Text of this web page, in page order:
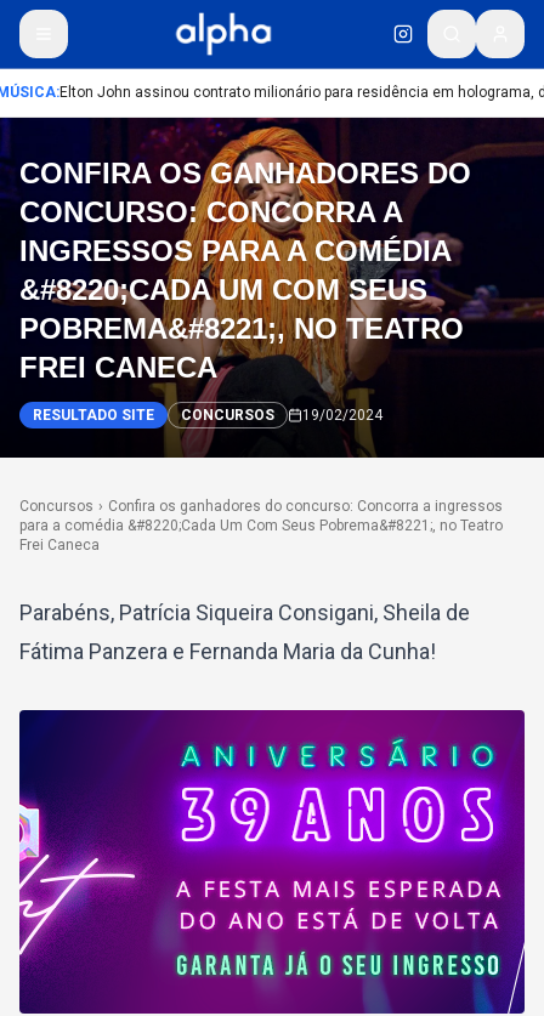
:Elton John assinou contrato milionário para residência em holograma,
CONFIRA OS GANHADORES DO
CONCURSO: CONCORRA A
INGRESSOS PARA A COMÉDIA
&#8220;CADA UM COM SEUS
POBREMA&#8221;, NO TEATRO
FREI CANECA
RESULTADO SITE CONCURSOS 19/02/2024
Concursos › Confira os ganhadores do concurso: Concorra a ingressos
para a comédia &#8220;Cada Um Com Seus Pobrema&#8221;, no Teatro
Frei Caneca
Parabéns, Patrícia Siqueira Consigani, Sheila de
Fátima Panzera e Fernanda Maria da Cunha!